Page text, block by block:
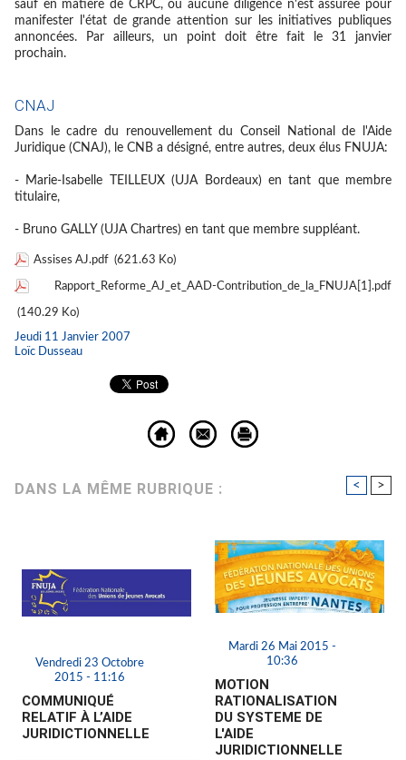
sauf en matière de CRPC, où aucune diligence n'est assurée pour
manifester l'état de grande attention sur les initiatives publiques
annoncées. Par ailleurs, un point doit être fait le 31 janvier
prochain.
CNAJ
Dans le cadre du renouvellement du Conseil National de l'Aide
Juridique (CNAJ), le CNB a désigné, entre autres, deux élus FNUJA:
- Marie-Isabelle TEILLEUX (UJA Bordeaux) en tant que membre
titulaire,
- Bruno GALLY (UJA Chartres) en tant que membre suppléant.
Assises AJ.pdf (621.63 Ko)
Rapport_Reforme_AJ_et_AAD-Contribution_de_la_FNUJA[1].pdf
(140.29 Ko)
Jeudi 11 Janvier 2007
Loïc Dusseau
DANS LA MÊME RUBRIQUE : < >
Vendredi 23 Octobre
2015 - 11:16
COMMUNIQUÉ
RELATIF À L’AIDE
JURIDICTIONNELLE
Mardi 26 Mai 2015 -
10:36
MOTION
RATIONALISATION
DU SYSTEME DE
L'AIDE
JURIDICTIONNELLE